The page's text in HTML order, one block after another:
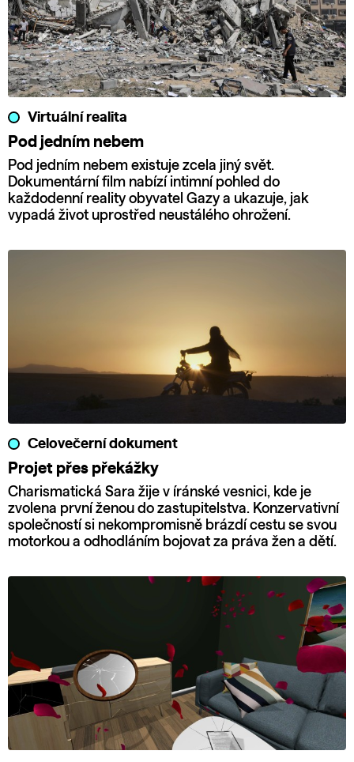
Virtuální realita
Pod jedním nebem
Pod jedním nebem existuje zcela jiný svět.
Dokumentární film nabízí intimní pohled do
každodenní reality obyvatel Gazy a ukazuje, jak
vypadá život uprostřed neustálého ohrožení.
Celovečerní dokument
Projet přes překážky
Charismatická Sara žije v íránské vesnici, kde je
zvolena první ženou do zastupitelstva. Konzervativní
společností si nekompromisně brázdí cestu se svou
motorkou a odhodláním bojovat za práva žen a dětí.